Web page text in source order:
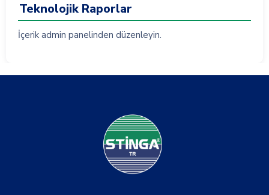
Teknolojik Raporlar
İçerik admin panelinden düzenleyin.